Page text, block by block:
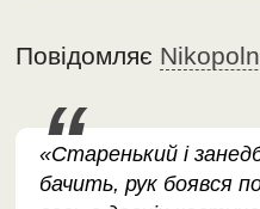
Повідомляє
«Старенький і
бачить, рук боявся